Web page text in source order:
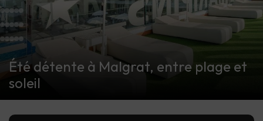
Été détente à Malgrat, entre plage et
soleil